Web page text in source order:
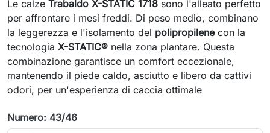
Le calze Trabaldo X-STATIC 1718 sono l'alleato perfetto
per affrontare i mesi freddi. Di peso medio, combinano
la leggerezza e l'isolamento del polipropilenecon la
tecnologia X-STATIC® nella zona plantare. Questa
combinazione garantisce un comfort eccezionale,
mantenendo il piede caldo, asciutto e libero da cattivi
odori, per un'esperienza di caccia ottimale
Numero: 43/46